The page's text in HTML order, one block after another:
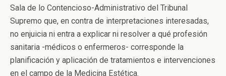
Sala de lo Contencioso-Administrativo del Tribunal
Supremo que, en contra de interpretaciones interesadas,
no enjuicia ni entra a explicar ni resolver a qué profesión
sanitaria -médicos o enfermeros- corresponde la
planificación y aplicación de tratamientos e intervenciones
en el campo de la Medicina Estética.